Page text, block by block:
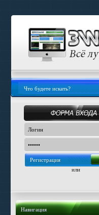
Регистрация
или
Навигация